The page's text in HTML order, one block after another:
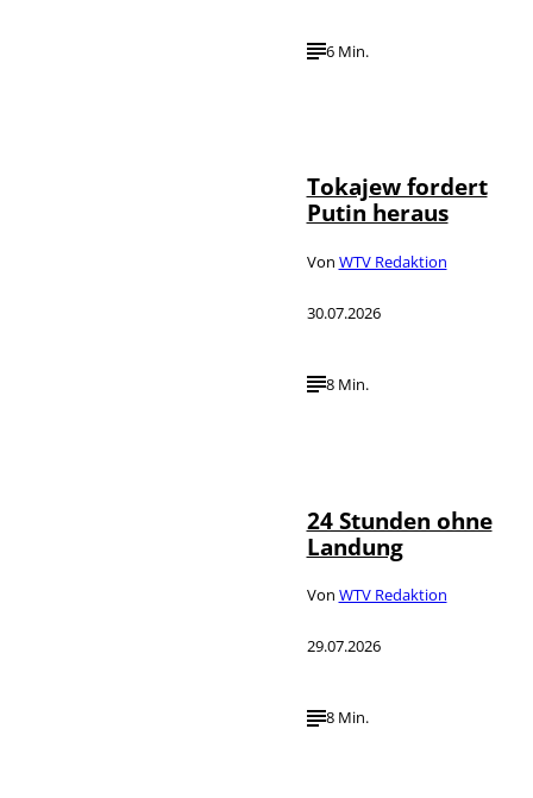
6 Min.
Tokajew fordert
Putin heraus
Von WTV Redaktion
30.07.2026
8 Min.
24 Stunden ohne
Landung
Von WTV Redaktion
29.07.2026
8 Min.